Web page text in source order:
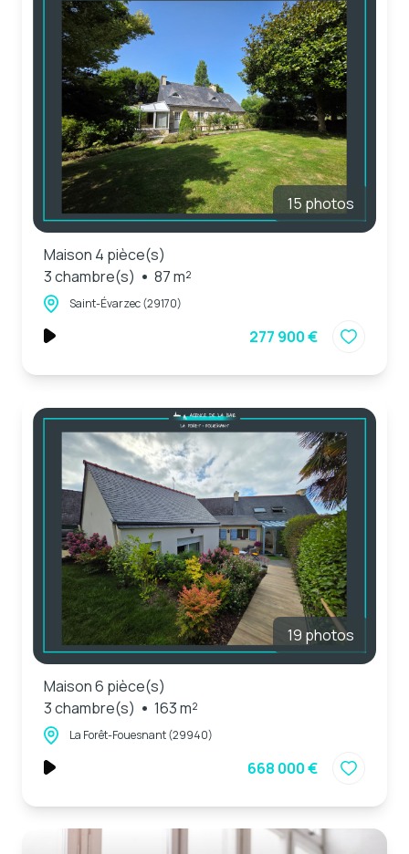
15 photos
Maison 4 pièce(s)
3 chambre(s)
87 m²
Saint-Évarzec (29170)
277 900 €
19 photos
Maison 6 pièce(s)
3 chambre(s)
163 m²
La Forêt-Fouesnant (29940)
668 000 €